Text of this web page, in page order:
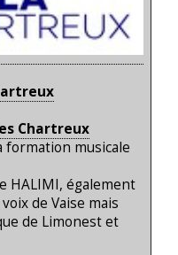
Chartreux
musicale
HALIMI, également
de Vaise mais
de Limonest et